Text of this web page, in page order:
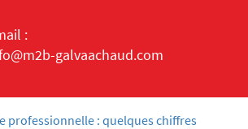
:
galvaachaud.com
professionnelle : quelques chiffres